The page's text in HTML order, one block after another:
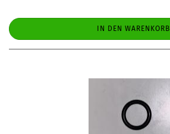
IN DEN WARENKORB